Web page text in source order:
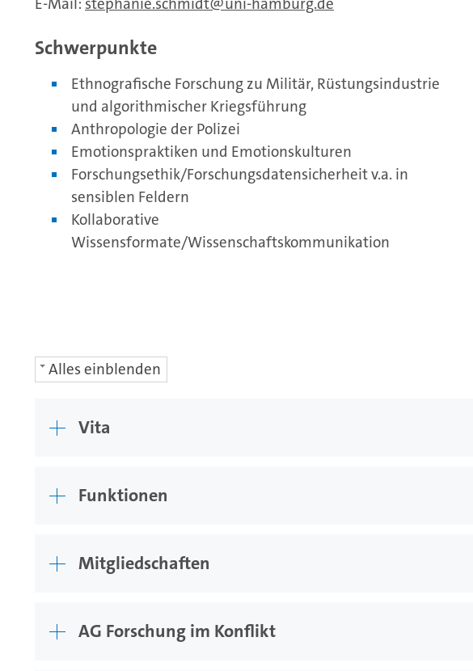
Schwerpunkte
Ethnografische Forschung zu Militär, Rüstungsindustrie
und algorithmischer Kriegsführung
Anthropologie der Polizei
Emotionspraktiken und Emotionskulturen
Forschungsethik/Forschungsdatensicherheit v.a. in
sensiblen Feldern
Kollaborative
Wissensformate/Wissenschaftskommunikation
Alles einblenden
Vita
Funktionen
Mitgliedschaften
AG Forschung im Konflikt